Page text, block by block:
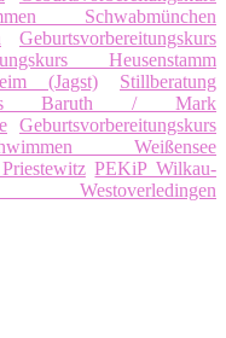
Schwabmünchen
Geburtsvorbereitungskurs
Heusenstamm
(Jagst)
Stillberatung
Baruth / Mark
Geburtsvorbereitungskurs
Weißensee
PEKiP Wilkau-
Westoverledingen